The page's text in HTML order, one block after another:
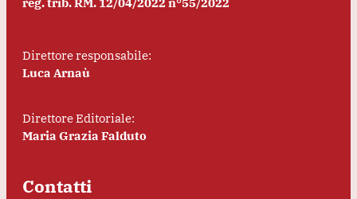
Direttore responsabile:
Luca Arnaù
Direttore Editoriale:
Maria Grazia Falduto
Contatti